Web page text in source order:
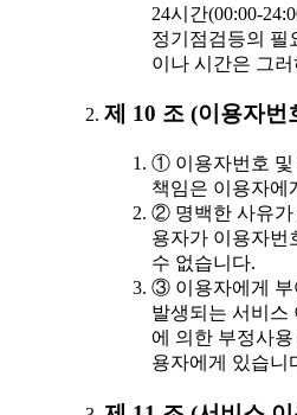
24시간(00:00-
정기점검등의 필
이나 시간은 그
제 10 조 (이용자번
① 이용자번호 및
책임은 이용자에
② 명백한 사유가
용자가 이용자번
수 없습니다.
③ 이용자에게 부
발생되는 서비스
에 의한 부정사용
용자에게 있습니